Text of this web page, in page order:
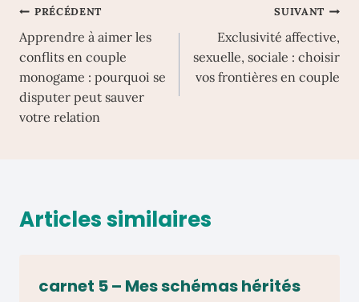
Navigation
de
l’article
PRÉCÉDENT
Apprendre à aimer les
conflits en couple
monogame : pourquoi se
disputer peut sauver
votre relation
SUIVANT
Exclusivité affective,
sexuelle, sociale : choisir
vos frontières en couple
Articles similaires
carnet 5 – Mes schémas hérités